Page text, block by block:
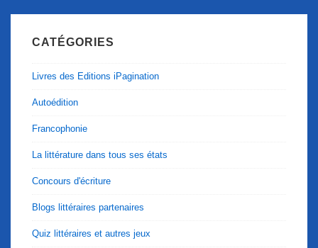
CATÉGORIES
Livres des Editions iPagination
Autoédition
Francophonie
La littérature dans tous ses états
Concours d'écriture
Blogs littéraires partenaires
Quiz littéraires et autres jeux